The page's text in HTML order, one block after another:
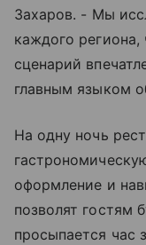
Захаров. - Мы
каждого
сценарий
главным языком
На одну ночь
оформление и
позволят гостям
просыпается час